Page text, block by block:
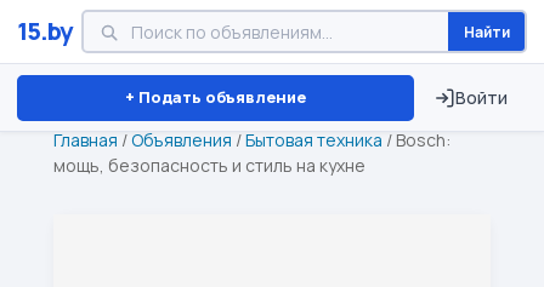
15.by Найти
+ Подать объявление Войти
Минск Витебск Брест ⏱ ТОЛЬКО 15 ДНЕЙ
Главная /Объявления /Бытовая техника / Bosch:
мощь, безопасность и стиль на кухне